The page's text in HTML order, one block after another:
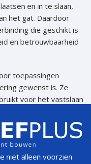
en in te slaan,
het gat. Daardoor
die geschikt is
en betrouwbaarheid
toepassingen
gewenst is. Ze
voor het vastslaan
op beton of
niet alleen voorzien